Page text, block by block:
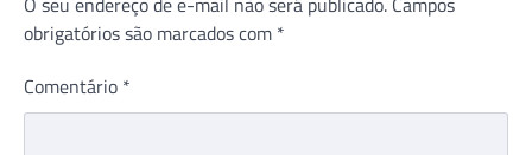
obrigatórios são marcados com *
Comentário *